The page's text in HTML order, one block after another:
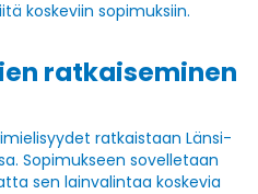
koskeviin sopimuksiin.
ratkaiseminen
ratkaistaan Länsi-
Sopimukseen sovelletaan
sen lainvalintaa koskevia